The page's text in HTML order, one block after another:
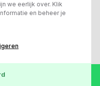
we eerlijk over. Klik
en beheer je